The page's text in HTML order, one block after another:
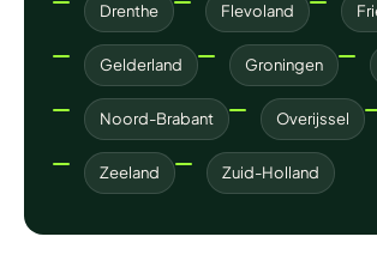
Drenthe Flevoland
Gelderland Groningen
Noord-Brabant Overijssel
Zeeland Zuid-Holland